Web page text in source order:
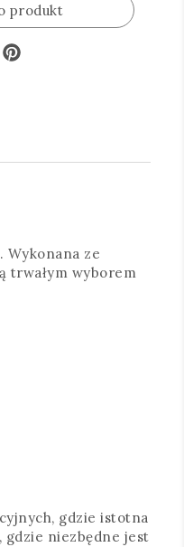
produkt
Wykonana ze
trwałym wyborem
gdzie istotna
gdzie niezbędne jest